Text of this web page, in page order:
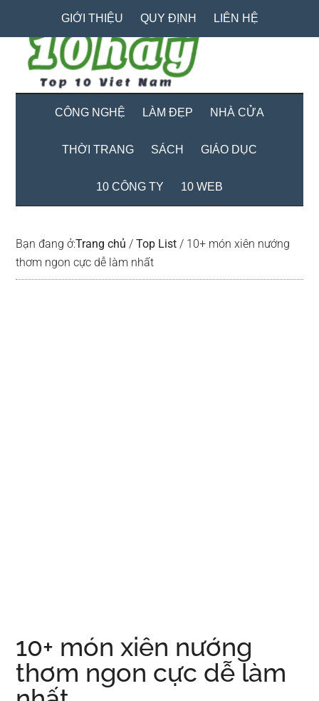
content
secondary
menu
primary
sidebar
GIỚI THIỆU QUY ĐỊNH LIÊN HỆ
CÔNG NGHỆ LÀM ĐẸP NHÀ CỬA
THỜI TRANG SÁCH GIÁO DỤC
10 CÔNG TY 10 WEB
Bạn đang ở:Trang chủ / Top List / 10+ món xiên nướng
thơm ngon cực dễ làm nhất
10+ món xiên nướng
thơm ngon cực dễ làm